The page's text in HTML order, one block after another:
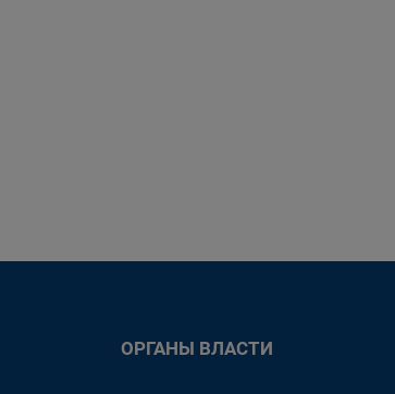
ОРГАНЫ ВЛАСТИ